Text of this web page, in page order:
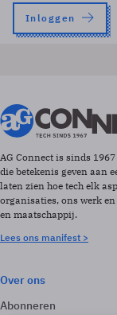
Inloggen
AG Connect is sinds
die betekenis geven aan
laten zien hoe tech elk
organisaties, ons werk
en maatschappij.
Lees ons manifest >
Over ons
Abonneren